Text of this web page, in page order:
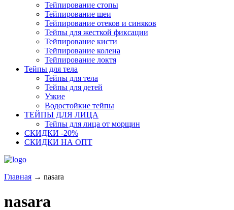
Тейпирование стопы
Тейпирование шеи
Тейпирование отеков и синяков
Тейпы для жесткой фиксации
Тейпирование кисти
Тейпирование колена
Тейпирование локтя
Тейпы для тела
Тейпы для тела
Тейпы для детей
Узкие
Водостойкие тейпы
ТЕЙПЫ ДЛЯ ЛИЦА
Тейпы для лица от морщин
СКИДКИ -20%
СКИДКИ НА ОПТ
Главная → nasara
nasara